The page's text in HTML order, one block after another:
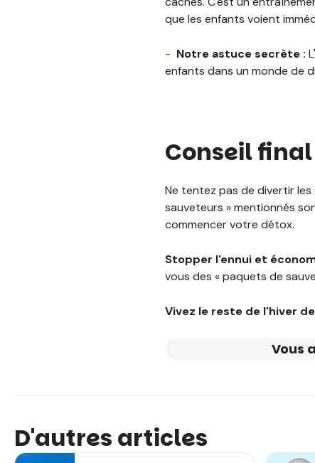
que les enfants voient
Notre astuce secrète :
enfants dans un monde de
Conseil final
Ne tentez pas de divertir
sauveteurs » mentionnés
commencer votre détox.
Stopper l'ennui et
vous des « paquets de
Vivez le reste de l'hiver
Vous
D'autres articles